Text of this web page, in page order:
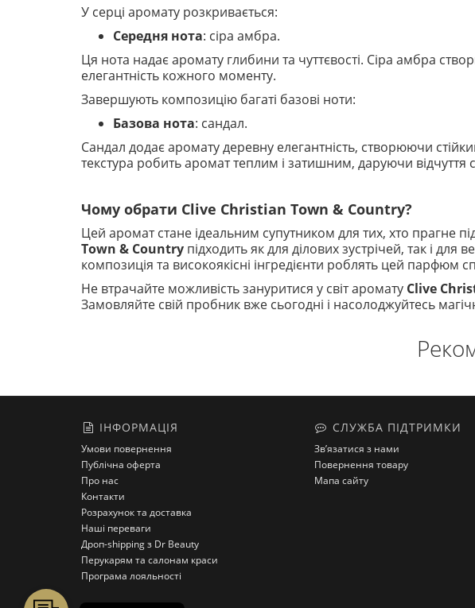
У серці аромату розкривається:
Середня нота: сіра амбра.
Ця нота надає аромату глибини та чуттєвості. Сіра амбра
елегантність кожного моменту.
Завершують композицію багаті базові ноти:
Базова нота: сандал.
Сандал додає аромату деревну елегантність, створюючи
текстура робить аромат теплим і затишним, даруючи відчуття
Чому обрати Clive Christian Town & Country?
Цей аромат стане ідеальним супутником для тих, хто прагне
Town & Country підходить як для ділових зустрічей, так і
композиція та високоякісні інгредієнти роблять цей парфюм
Не втрачайте можливість зануритися у світ аромату Clive
Замовляйте свій пробник вже сьогодні і насолоджуйтесь
ІНФОРМАЦІЯ
Умови повернення
Публічна оферта
Про нас
Контакти
Розрахунок та доставка
Наші переваги
Дроп-shipping з Dr Beauty
Перукарям та салонам краси
Програма лояльності
СЛУЖБА ПІДТРИМКИ
Зв’язатися з нами
Повернення товару
Мапа сайту